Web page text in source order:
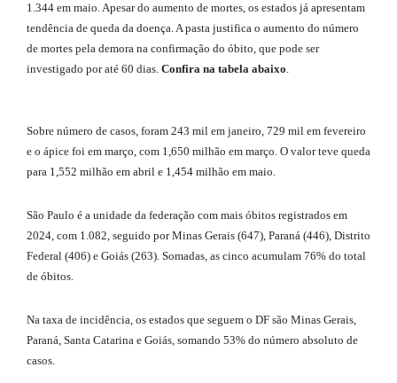
1.344 em maio. Apesar do aumento de mortes, os estados já apresentam
tendência de queda da doença. A pasta justifica o aumento do número
de mortes pela demora na confirmação do óbito, que pode ser
investigado por até 60 dias. Confira na tabela abaixo.
Sobre número de casos, foram 243 mil em janeiro, 729 mil em fevereiro
e o ápice foi em março, com 1,650 milhão em março. O valor teve queda
para 1,552 milhão em abril e 1,454 milhão em maio.
São Paulo é a unidade da federação com mais óbitos registrados em
2024, com 1.082, seguido por Minas Gerais (647), Paraná (446), Distrito
Federal (406) e Goiás (263). Somadas, as cinco acumulam 76% do total
de óbitos.
Na taxa de incidência, os estados que seguem o DF são Minas Gerais,
Paraná, Santa Catarina e Goiás, somando 53% do número absoluto de
casos.